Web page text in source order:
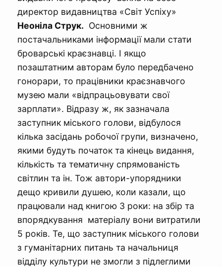
директор видавництва «Світ Успіху»
Неоніла Струк. Основними ж
постачальниками інформації мали стати
броварські краєзнавці. І якщо
позаштатним авторам було передбачено
гонорари, то працівники краєзнавчого
музею мали «відпрацьовувати свої
зарплати». Відразу ж, як зазначала
заступник міського голови, відбулося
кілька засідань робочої групи, визначено,
якими будуть початок та кінець видання,
кількість та тематичну спрямованість
світлин та ін. Тож автори-упорядники
дещо кривили душею, коли казали, що
працювали над книгою 3 роки: на збір та
впорядкування матеріалу вони витратили
5 років. Те, що заступник міського голови
з гуманітарних питань та начальниця
відділу культури не змогли з підлеглими